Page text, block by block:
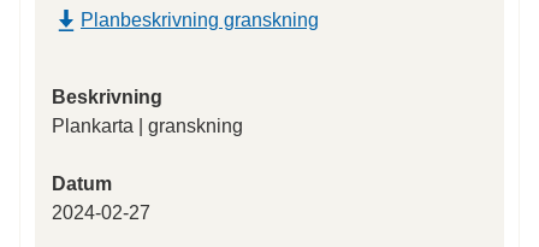
Planbeskrivning granskning
Beskrivning
Plankarta | granskning
Datum
2024-02-27